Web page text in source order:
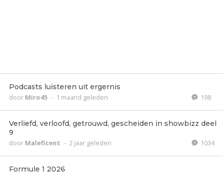
Podcasts luisteren uit ergernis
door Miro45 - 1 maand geleden 198
Verliefd, verloofd, getrouwd, gescheiden in showbizz deel
9
door Maleficent - 2 jaar geleden 1034
Formule 1 2026